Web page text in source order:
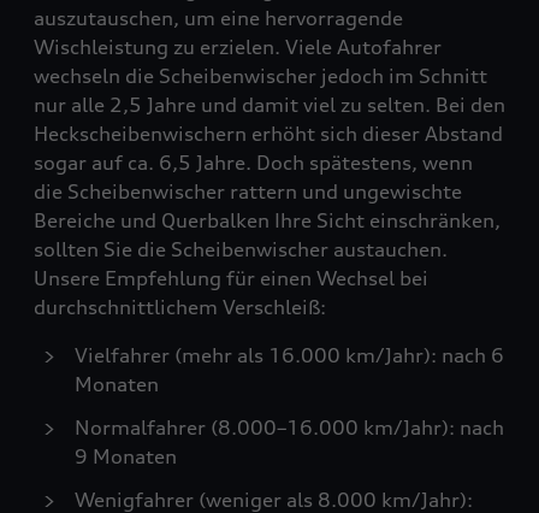
auszutauschen, um eine hervorragende
Wischleistung zu erzielen. Viele Autofahrer
wechseln die Scheibenwischer jedoch im Schnitt
nur alle 2,5 Jahre und damit viel zu selten. Bei den
Heckscheibenwischern erhöht sich dieser Abstand
sogar auf ca. 6,5 Jahre. Doch spätestens, wenn
die Scheibenwischer rattern und ungewischte
Bereiche und Querbalken Ihre Sicht einschränken,
sollten Sie die Scheibenwischer austauchen.
Unsere Empfehlung für einen Wechsel bei
durchschnittlichem Verschleiß:
Vielfahrer (mehr als 16.000 km/Jahr): nach 6
Monaten
Normalfahrer (8.000–16.000 km/Jahr): nach
9 Monaten
Wenigfahrer (weniger als 8.000 km/Jahr):